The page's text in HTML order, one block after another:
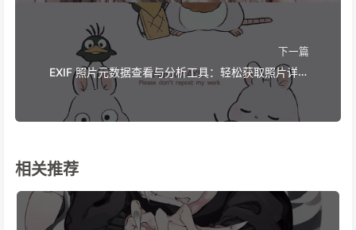
下一篇
EXIF 照片元数据查看与分析工具：轻松获取照片详细
信息 | EXIF Photo Metadata Viewer and Analyzer
- Easy Access to Detailed Photo Information
相关推荐